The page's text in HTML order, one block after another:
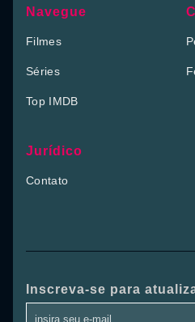
Navegue
Filmes
Séries
Top IMDB
Jurídico
Contato
Inscreva-se para